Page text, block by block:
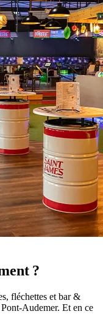
?
fléchettes et bar &
Audemer. Et en ce